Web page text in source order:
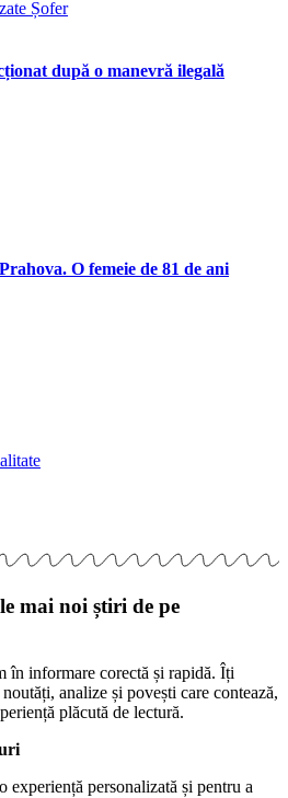
după o manevră ilegală
O femeie de 81 de ani
mai noi știri de pe
în informare corectă și rapidă. Îți
analize și povești care contează,
plăcută de lectură.
personalizată și pentru a